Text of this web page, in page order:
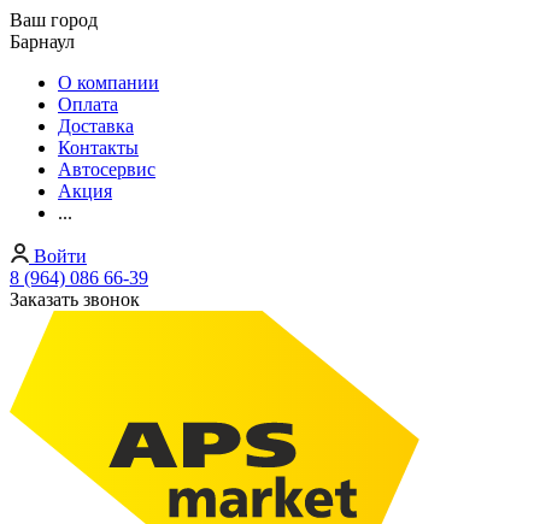
Ваш город
Барнаул
О компании
Оплата
Доставка
Контакты
Автосервис
Акция
...
Войти
8 (964) 086 66-39
Заказать звонок